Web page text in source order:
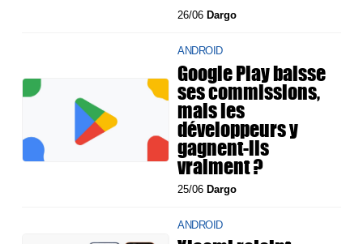
26/06 Dargo
ANDROID
Google Play baisse
ses commissions,
mais les
développeurs y
gagnent-ils
vraiment ?
25/06 Dargo
ANDROID